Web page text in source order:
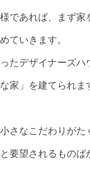
であれば、まず
ていきます。
たデザイナーズ
家」を建てられ
さなこだわりが
要望されるものば